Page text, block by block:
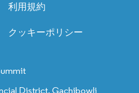
利用規約
クッキーポリシー
District, Gachibowli